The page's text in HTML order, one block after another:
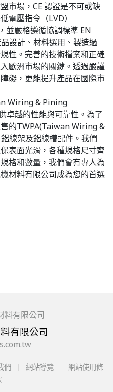
市場，CE 認證是不可或缺
電壓指令（LVD）
並嚴格遵循協調標準 EN
設計、材料選用、製造過
性。完善的技術檔案和正確
歐洲市場的關鍵。透過嚴謹
礙，更能提升產品在國際市
Wiring & Pining
卓越的性能與可靠性。為了
的TWPA(Taiwan Wiring &
線架及鋁線槽配件。我們
表面光滑，各種規格尺寸齊
格和數量，我們會有專人為
材料有限公司成為您的首選
有限公司
們 網站導覽
網站使用條